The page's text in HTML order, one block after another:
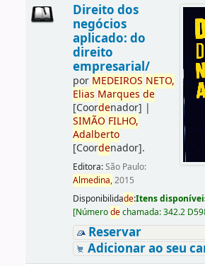
Direito dos
negócios
aplicado: do
direito
empresarial/
por MEDEIROS NETO,
Elias Marques de
[Coordenador] |
SIMÃO FILHO,
Adalberto
[Coordenador].
Editora:São Paulo:
Almedina,2015
Disponibilidade:Itens
[Númerodechamada:342.2
Reservar
Adicionar ao seu